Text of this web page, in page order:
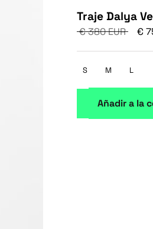
Traje Dalya
€ 380 EUR €
S M L